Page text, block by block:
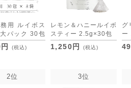
用 ルイボス
パック 30包
(税込)
レモン＆ハニールイボ
スティー 2.5g×30包
[M便 1/3]
1,250円 (税込)
グ
ー
[M
2位 3位